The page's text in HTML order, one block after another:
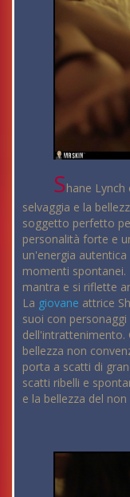
Shane
selvaggia e la
soggetto perfetto
personalità forte e
un'energia
momenti spontanei.
mantra e si riflette
La giovane attrice
suoi con
dell'intrattenimento.
bellezza non
porta a scatti di
scatti ribelli e
e la bellezza del